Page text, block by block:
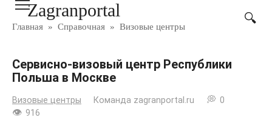
ПерейтиZagranportal
Главная » Справочная » Визовые центры
Сервисно-визовый центр Республики
Польша в Москве
Визовые центры Команда zagranportal.ru
0
916